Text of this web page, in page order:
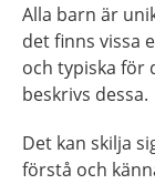
Alla barn är
det finns vissa
och typiska för
beskrivs dessa.
Det kan skilja
förstå och